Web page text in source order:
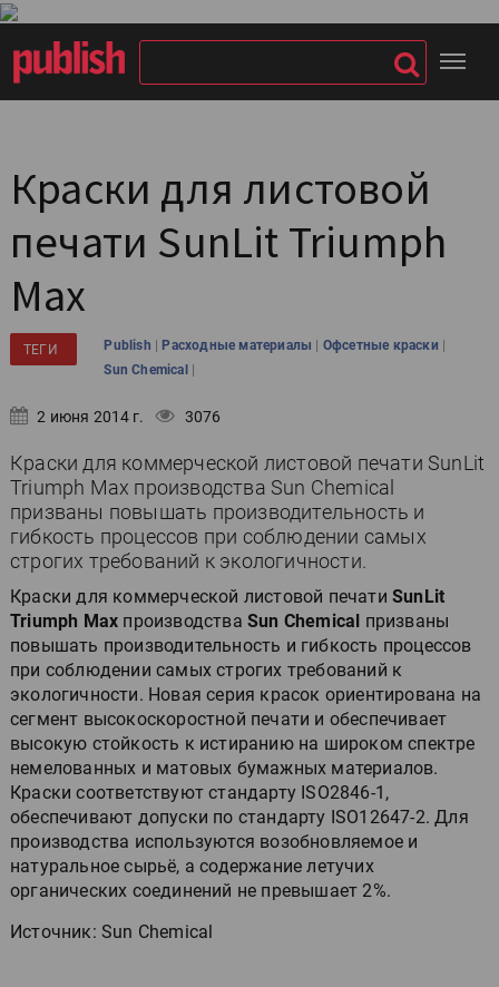
Краски для листовой
печати SunLit Triumph
Max
ТЕГИ Publish |Расходные материалы | Офсетные краски |
Sun Chemical |
2 июня 2014 г. 3076
Краски для коммерческой листовой печати SunLit
Triumph Max производства Sun Chemical
призваны повышать производительность и
гибкость процессов при соблюдении самых
строгих требований к экологичности.
Краски для коммерческой листовой печатиSunLit
Triumph Max производстваSun Chemical призваны
повышать производительность и гибкость процессов
при соблюдении самых строгих требований к
экологичности. Новая серия красок ориентирована на
сегмент высокоскоростной печати и обеспечивает
высокую стойкость к истиранию на широком спектре
немелованных и матовых бумажных материалов.
Краски соответствуют стандарту ISO2846-1,
обеспечивают допуски по стандарту ISO12647-2. Для
производства используются возобновляемое и
натуральное сырьё, а содержание летучих
органических соединений не превышает 2%.
Источник: Sun Chemical